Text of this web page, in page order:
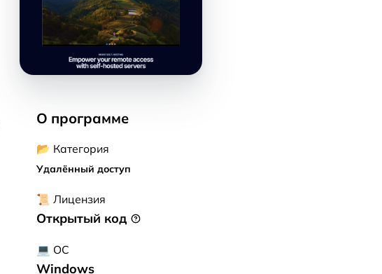
О программе
📂 Категория
Удалённый доступ
📜 Лицензия
Открытый код
💻 ОС
Windows